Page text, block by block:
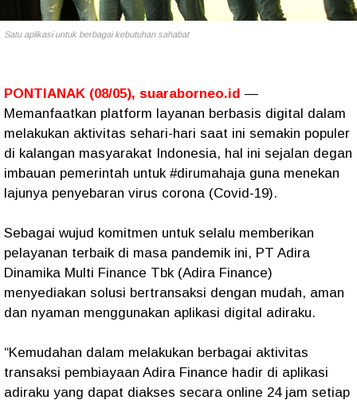
Satu aplikasi untuk berbagai kebutuhan sahabat
PONTIANAK (08/05), suaraborneo.id —
Memanfaatkan platform layanan berbasis digital dalam
melakukan aktivitas sehari-hari saat ini semakin populer
di kalangan masyarakat Indonesia, hal ini sejalan degan
imbauan pemerintah untuk #dirumahaja guna menekan
lajunya penyebaran virus corona (Covid-19).
Sebagai wujud komitmen untuk selalu memberikan
pelayanan terbaik di masa pandemik ini, PT Adira
Dinamika Multi Finance Tbk (Adira Finance)
menyediakan solusi bertransaksi dengan mudah, aman
dan nyaman menggunakan aplikasi digital adiraku.
“Kemudahan dalam melakukan berbagai aktivitas
transaksi pembiayaan Adira Finance hadir di aplikasi
adiraku yang dapat diakses secara online 24 jam setiap